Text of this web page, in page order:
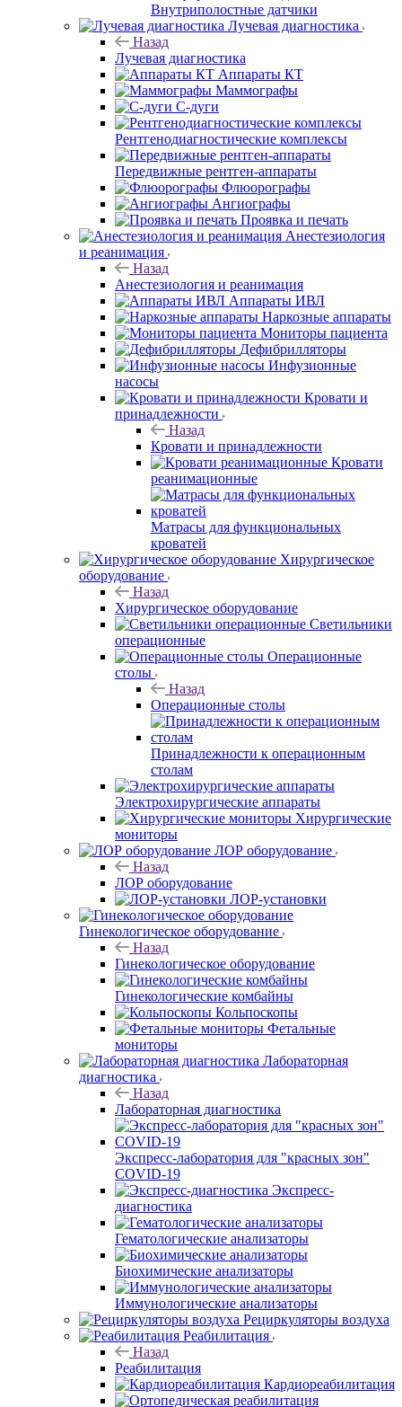
Внутриполостные датчики
Лучевая диагностика
Назад
Лучевая диагностика
Аппараты КТ
Маммографы
С-дуги
Рентгенодиагностические комплексы
Передвижные рентген-аппараты
Флюорографы
Ангиографы
Проявка и печать
Анестезиология
и реанимация
Назад
Анестезиология и реанимация
Аппараты ИВЛ
Наркозные аппараты
Мониторы пациента
Дефибрилляторы
Инфузионные
насосы
Кровати и
принадлежности
Назад
Кровати и принадлежности
Кровати
реанимационные
Матрасы для функциональных
кроватей
Хирургическое
оборудование
Назад
Хирургическое оборудование
Светильники
операционные
Операционные
столы
Назад
Операционные столы
Принадлежности к операционным
столам
Электрохирургические аппараты
Хирургические
мониторы
ЛОР оборудование
Назад
ЛОР оборудование
ЛОР-установки
Гинекологическое оборудование
Назад
Гинекологическое оборудование
Гинекологические комбайны
Кольпоскопы
Фетальные
мониторы
Лабораторная
диагностика
Назад
Лабораторная диагностика
Экспресс-лаборатория для "красных зон"
COVID-19
Экспресс-
диагностика
Гематологические анализаторы
Биохимические анализаторы
Иммунологические анализаторы
Рециркуляторы воздуха
Реабилитация
Назад
Реабилитация
Кардиореабилитация